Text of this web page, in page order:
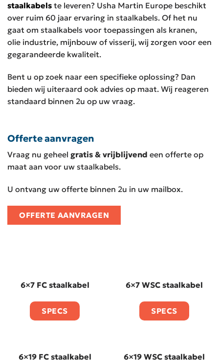
staalkabels te leveren? Usha Martin Europe beschikt
over ruim 60 jaar ervaring in staalkabels. Of het nu
gaat om staalkabels voor toepassingen als kranen,
olie industrie, mijnbouw of visserij, wij zorgen voor een
gegarandeerde kwaliteit.
Bent u op zoek naar een specifieke oplossing? Dan
bieden wij uiteraard ook advies op maat. Wij reageren
standaard binnen 2u op uw vraag.
Offerte aanvragen
Vraag nu geheel gratis & vrijblijvend een offerte op
maat aan voor uw staalkabels.
U ontvang uw offerte binnen 2u in uw mailbox.
OFFERTE AANVRAGEN
6×7 FC staalkabel
SPECS
6×7 WSC staalkabel
SPECS
6×19 FC staalkabel 6×19 WSC staalkabel